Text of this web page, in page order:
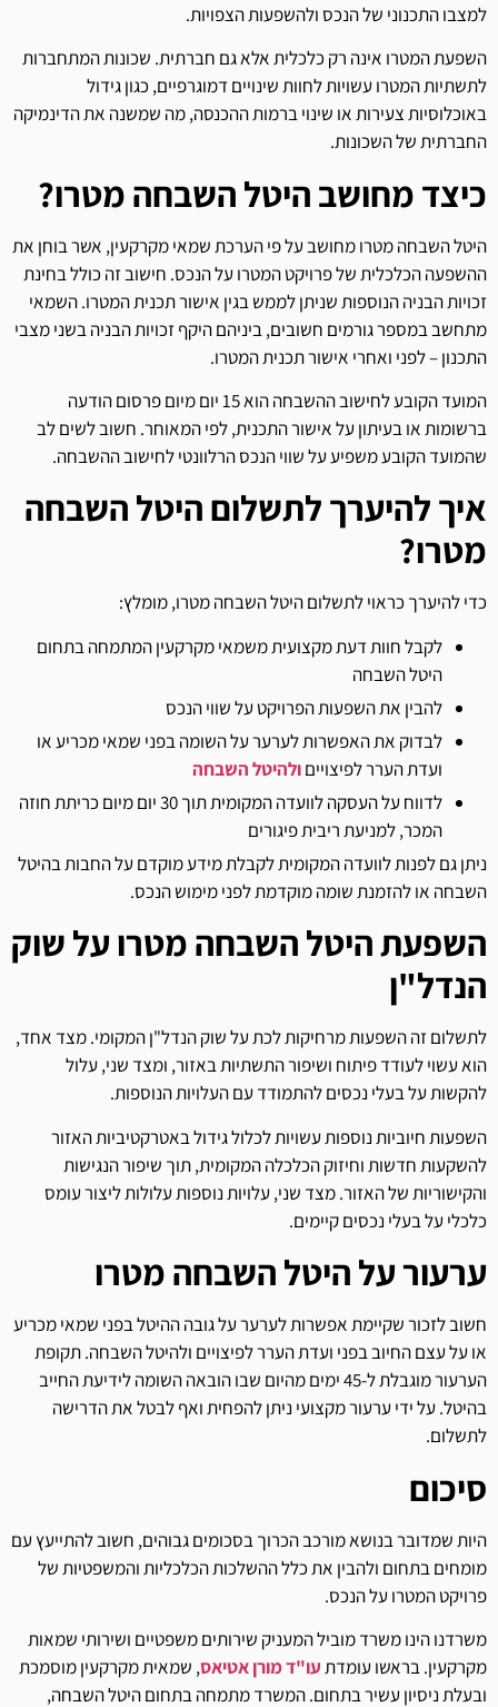
למצבו התכנוני של הנכס ולהשפעות הצפויות.
השפעת המטרו אינה רק כלכלית אלא גם חברתית. שכונות המתחברות
לתשתיות המטרו עשויות לחוות שינויים דמוגרפיים, כגון גידול
באוכלוסיות צעירות או שינוי ברמות ההכנסה, מה שמשנה את הדינמיקה
החברתית של השכונות.
כיצד מחושב היטל השבחה מטרו?
היטל השבחה מטרו מחושב על פי הערכת שמאי מקרקעין, אשר בוחן את
ההשפעה הכלכלית של פרויקט המטרו על הנכס. חישוב זה כולל בחינת
זכויות הבניה הנוספות שניתן לממש בגין אישור תכנית המטרו. השמאי
מתחשב במספר גורמים חשובים, ביניהם היקף זכויות הבניה בשני מצבי
התכנון – לפני ואחרי אישור תכנית המטרו.
המועד הקובע לחישוב ההשבחה הוא 15 יום מיום פרסום הודעה
ברשומות או בעיתון על אישור התכנית, לפי המאוחר. חשוב לשים לב
שהמועד הקובע משפיע על שווי הנכס הרלוונטי לחישוב ההשבחה.
איך להיערך לתשלום היטל השבחה
מטרו?
כדי להיערך כראוי לתשלום היטל השבחה מטרו, מומלץ:
לקבל חוות דעת מקצועית משמאי מקרקעין המתמחה בתחום
היטל השבחה
להבין את השפעות הפרויקט על שווי הנכס
לבדוק את האפשרות לערער על השומה בפני שמאי מכריע או
ועדת הערר לפיצוייםולהיטל השבחה
לדווח על העסקה לוועדה המקומית תוך 30 יום מיום כריתת חוזה
המכר, למניעת ריבית פיגורים
ניתן גם לפנות לוועדה המקומית לקבלת מידע מוקדם על החבות בהיטל
השבחה או להזמנת שומה מוקדמת לפני מימוש הנכס.
השפעת היטל השבחה מטרו על שוק
הנדל"ן
לתשלום זה השפעות מרחיקות לכת על שוק הנדל"ן המקומי. מצד אחד,
הוא עשוי לעודד פיתוח ושיפור התשתיות באזור, ומצד שני, עלול
להקשות על בעלי נכסים להתמודד עם העלויות הנוספות.
השפעות חיוביות נוספות עשויות לכלול גידול באטרקטיביות האזור
להשקעות חדשות וחיזוק הכלכלה המקומית, תוך שיפור הנגישות
והקישוריות של האזור. מצד שני, עלויות נוספות עלולות ליצור עומס
כלכלי על בעלי נכסים קיימים.
ערעור על היטל השבחה מטרו
חשוב לזכור שקיימת אפשרות לערער על גובה ההיטל בפני שמאי מכריע
או על עצם החיוב בפני ועדת הערר לפיצויים ולהיטל השבחה. תקופת
הערעור מוגבלת ל-45 ימים מהיום שבו הובאה השומה לידיעת החייב
בהיטל. על ידי ערעור מקצועי ניתן להפחית ואף לבטל את הדרישה
לתשלום.
סיכום
היות שמדובר בנושא מורכב הכרוך בסכומים גבוהים, חשוב להתייעץ עם
מומחים בתחום ולהבין את כלל ההשלכות הכלכליות והמשפטיות של
פרויקט המטרו על הנכס.
משרדנו הינו משרד מוביל המעניק שירותים משפטיים ושירותי שמאות
מקרקעין. בראשו עומדתעו"ד מורן אטיאס, שמאית מקרקעין מוסמכת
ובעלת ניסיון עשיר בתחום. המשרד מתמחה בתחום היטל השבחה,